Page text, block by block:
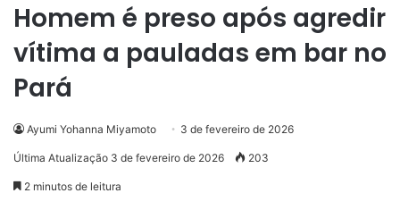
Homem é preso após agredir
vítima a pauladas em bar no
Pará
Ayumi Yohanna Miyamoto 3 de fevereiro de 2026
Última Atualização 3 de fevereiro de 2026 203
2 minutos de leitura